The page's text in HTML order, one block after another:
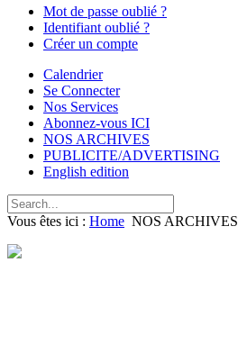
Mot de passe oublié ?
Identifiant oublié ?
Créer un compte
Calendrier
Se Connecter
Nos Services
Abonnez-vous ICI
NOS ARCHIVES
PUBLICITE/ADVERTISING
English edition
Vous êtes ici : Home NOS ARCHIVES